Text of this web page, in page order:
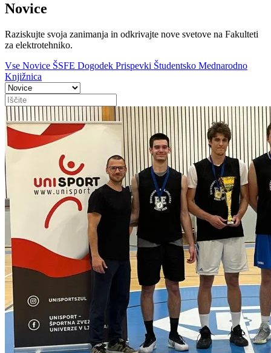
Novice
Raziskujte svoja zanimanja in odkrivajte nove svetove na Fakulteti
za elektrotehniko.
Vse Novice ŠSFE Dogodek Prispevki Študentsko Mednarodno
Knjižnica